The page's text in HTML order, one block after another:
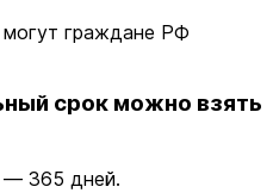
могут граждане РФ
срок можно взять
— 365 дней.